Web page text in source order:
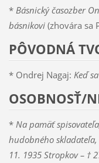
*Básnický časozber
básnikovi (zhovára sa
PÔVODNÁ
* Ondrej Nagaj: Keď
OSOBNOSŤ/
* Na pamäť
hudobného skladateľa,
11. 1935 Stropkov – †